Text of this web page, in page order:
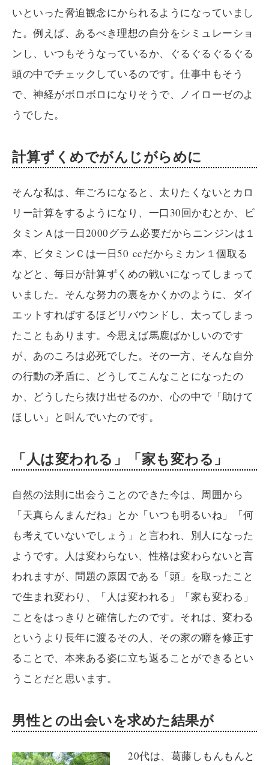
いといった脅迫観念にかられるようになっていまし
た。例えば、あるべき理想の自分をシミュレーショ
ンし、いつもそうなっているか、ぐるぐるぐるぐる
頭の中でチェックしているのです。仕事中もそう
で、神経がボロボロになりそうで、ノイローゼのよ
うでした。
計算ずくめでがんじがらめに
そんな私は、年ごろになると、太りたくないとカロ
リー計算をするようになり、一口30回かむとか、ビ
タミンＡは一日2000グラム必要だからニンジンは１
本、ビタミンＣは一日50 ccだからミカン１個取る
などと、毎日が計算ずくめの戦いになってしまって
いました。そんな努力の裏をかくかのように、ダイ
エットすればするほどリバウンドし、太ってしまっ
たこともあります。今思えば馬鹿ばかしいのです
が、あのころは必死でした。その一方、そんな自分
の行動の矛盾に、どうしてこんなことになったの
か、どうしたら抜け出せるのか、心の中で「助けて
ほしい」と叫んでいたのです。
「人は変われる」「家も変わる」
自然の法則に出会うことのできた今は、周囲から
「天真らんまんだね」とか「いつも明るいね」「何
も考えていないでしょう」と言われ、別人になった
ようです。人は変わらない、性格は変わらないと言
われますが、問題の原因である「頭」を取ったこと
で生まれ変わり、「人は変われる」「家も変わる」
ことをはっきりと確信したのです。それは、変わる
というより長年に渡るその人、その家の癖を修正す
ることで、本来ある姿に立ち返ることができるとい
うことだと思います。
男性との出会いを求めた結果が
20代は、葛藤しもんもんと